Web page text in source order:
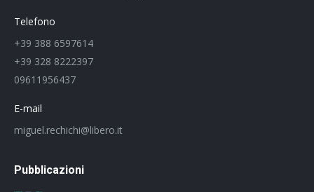
Telefono
+39 388 6597614
+39 328 8222397
09611956437
E-mail
miguel.rechichi@libero.it
Pubblicazioni